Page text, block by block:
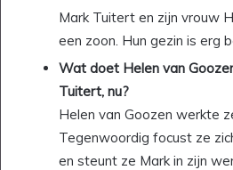
Mark Tuitert en zijn vrouw
een zoon. Hun gezin is erg
Wat doet Helen van
Tuitert, nu?
Helen van Goozen werkte
Tegenwoordig focust ze
en steunt ze Mark in zijn